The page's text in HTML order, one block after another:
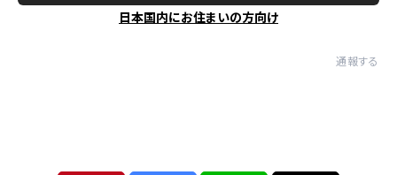
日本国内にお住まいの方向け
通報する